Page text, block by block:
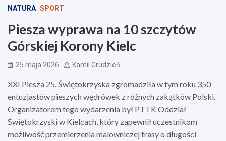
NATURA SPORT
Piesza wyprawa na 10 szczytów
Górskiej Korony Kielc
25 maja 2026 Kamil Grudzień
XXI Piesza 25. Świętokrzyska zgromadziła w tym roku 350
entuzjastów pieszych wędrówek z różnych zakątków Polski.
Organizatorem tego wydarzenia był PTTK Oddział
Świętokrzyski w Kielcach, który zapewnił uczestnikom
możliwość przemierzenia malowniczej trasy o długości